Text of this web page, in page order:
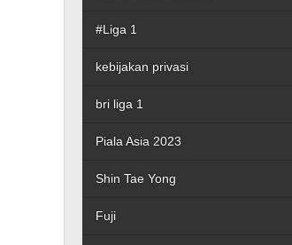
#Liga 1
kebijakan privasi
bri liga 1
Piala Asia 2023
Shin Tae Yong
Fuji